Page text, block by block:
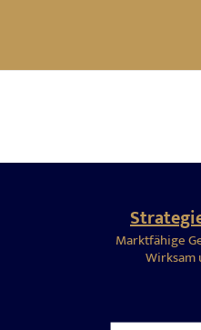
Marktfähige
Wirksam